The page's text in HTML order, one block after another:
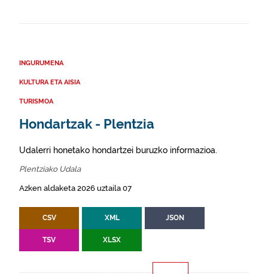
INGURUMENA
KULTURA ETA AISIA
TURISMOA
Hondartzak - Plentzia
Udalerri honetako hondartzei buruzko informazioa.
Plentziako Udala
Azken aldaketa 2026 uztaila 07
CSV XML JSON
TSV XLSX